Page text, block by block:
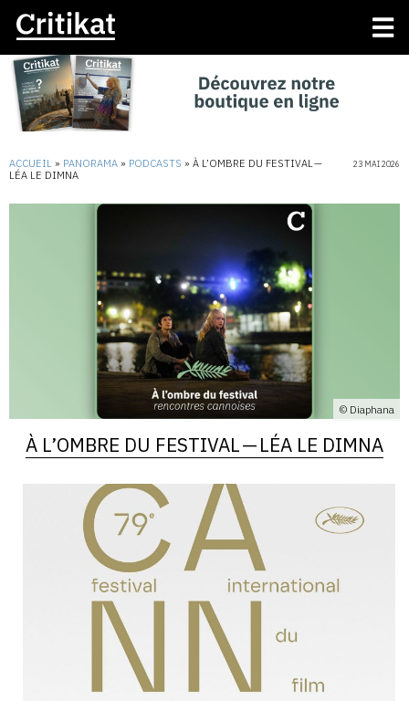
ACCUEIL » PANORAMA » PODCASTS » À L’OMBRE DU FESTIVAL —
LÉA LE DIMNA
23 MAI 2026
© Diaphana
À L’OMBRE DU FESTIVAL — LÉA LE DIMNA